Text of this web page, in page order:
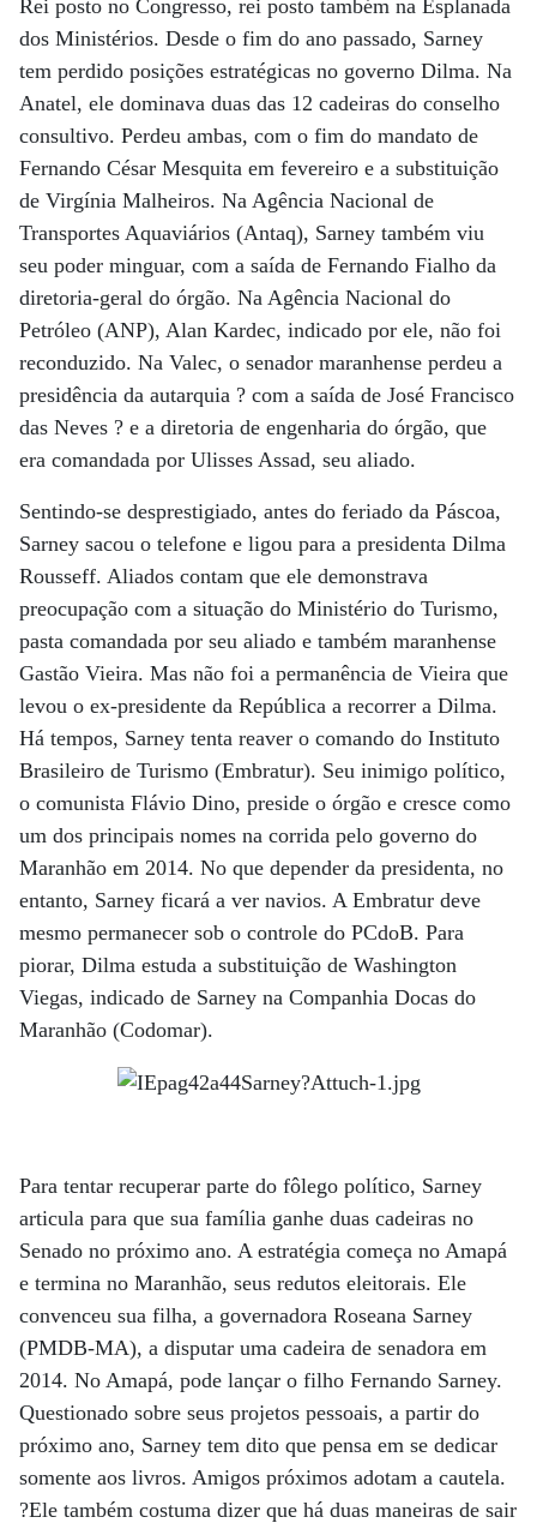
Rei posto no Congresso, rei posto também na Esplanada
dos Ministérios. Desde o fim do ano passado, Sarney
tem perdido posições estratégicas no governo Dilma. Na
Anatel, ele dominava duas das 12 cadeiras do conselho
consultivo. Perdeu ambas, com o fim do mandato de
Fernando César Mesquita em fevereiro e a substituição
de Virgínia Malheiros. Na Agência Nacional de
Transportes Aquaviários (Antaq), Sarney também viu
seu poder minguar, com a saída de Fernando Fialho da
diretoria-geral do órgão. Na Agência Nacional do
Petróleo (ANP), Alan Kardec, indicado por ele, não foi
reconduzido. Na Valec, o senador maranhense perdeu a
presidência da autarquia ? com a saída de José Francisco
das Neves ? e a diretoria de engenharia do órgão, que
era comandada por Ulisses Assad, seu aliado.
Sentindo-se desprestigiado, antes do feriado da Páscoa,
Sarney sacou o telefone e ligou para a presidenta Dilma
Rousseff. Aliados contam que ele demonstrava
preocupação com a situa­ção do Ministério do Turismo,
pasta comandada por seu aliado e também maranhense
Gastão Vieira. Mas não foi a permanência de Vieira que
levou o ex-presidente da República a recorrer a Dilma.
Há tempos, Sarney tenta reaver o comando do Instituto
Brasileiro de Turismo (Embratur). Seu inimigo político,
o comunista Flávio Dino, preside o órgão e cresce como
um dos principais nomes na corrida pelo governo do
Maranhão em 2014. No que depender da presidenta, no
entanto, Sarney ficará a ver navios. A Embratur deve
mesmo permanecer sob o controle do PCdoB. Para
piorar, Dilma estuda a substituição de Washington
Viegas, indicado de Sarney na Companhia Docas do
Maranhão (Codomar).
Para tentar recuperar parte do fôlego político, Sarney
articula para que sua família ganhe duas cadeiras no
Senado no próximo ano. A estratégia começa no Amapá
e termina no Maranhão, seus redutos eleitorais. Ele
convenceu sua filha, a governadora Roseana Sarney
(PMDB-MA), a disputar uma cadeira de senadora em
2014. No Amapá, pode lançar o filho Fernando Sarney.
Questionado sobre seus projetos pessoais, a partir do
próximo ano, Sarney tem dito que pensa em se dedicar
somente aos livros. Amigos próximos adotam a cautela.
?Ele também costuma dizer que há duas maneiras de sair